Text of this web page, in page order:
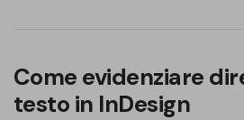
Come evidenziare
testo in InDesign